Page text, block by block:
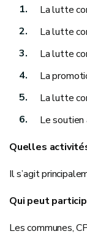
La lutte
La lutte
La lutte
La
La lutte
Le
Quelles
Il s’agit
Qui peut
Les communes,